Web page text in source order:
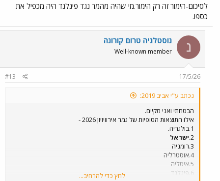
לסיכום-הימור זה רק הימור.מי שהיה מהמר נגד פינלנד היה מכפיל את
כספו.
נ נוסטלגיה טרום קורונה
Well-known member
17/5/26
#13
נכתב ע"י אביב 2019:
הבטחתי ואני מקיים.
אילו התוצאות הסופיות של גמר אירוויזיון 2026 -
1.בולגריה.
2. ישראל
3.רומניה
4.אוסטרליה
5.איטליה
6.פינלנד
לחץ כדי להרחיב...